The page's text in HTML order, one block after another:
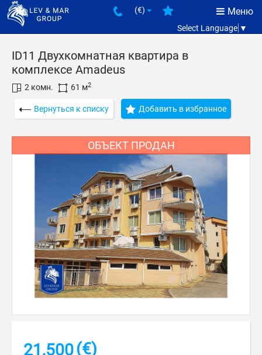
Меню
(€)
Select Language ▼
ID11 Двухкомнатная квартира в
комплексе Amadeus
2 комн. 61 м2
Вернуться к списку Добавить в избранное
ОБЪЕКТ ПРОДАН
21,500(€)